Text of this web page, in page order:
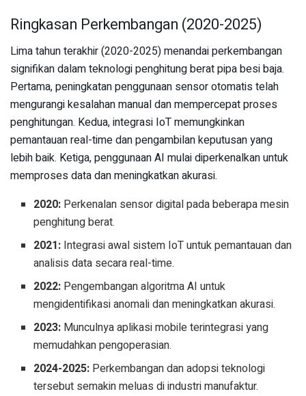
Ringkasan Perkembangan (2020-2025)
Lima tahun terakhir (2020-2025) menandai perkembangan
signifikan dalam teknologi penghitung berat pipa besi baja.
Pertama, peningkatan penggunaan sensor otomatis telah
mengurangi kesalahan manual dan mempercepat proses
penghitungan. Kedua, integrasi IoT memungkinkan
pemantauan real-time dan pengambilan keputusan yang
lebih baik. Ketiga, penggunaan AI mulai diperkenalkan untuk
memproses data dan meningkatkan akurasi.
2020: Perkenalan sensor digital pada beberapa mesin
penghitung berat.
2021: Integrasi awal sistem IoT untuk pemantauan dan
analisis data secara real-time.
2022: Pengembangan algoritma AI untuk
mengidentifikasi anomali dan meningkatkan akurasi.
2023: Munculnya aplikasi mobile terintegrasi yang
memudahkan pengoperasian.
2024-2025: Perkembangan dan adopsi teknologi
tersebut semakin meluas di industri manufaktur.